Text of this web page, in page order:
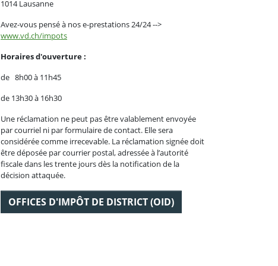
1014 Lausanne
Avez-vous pensé à nos e-prestations 24/24 -->
www.vd.ch/impots
Horaires d'ouverture :
de 8h00 à 11h45
de 13h30 à 16h30
Une réclamation ne peut pas être valablement envoyée
par courriel ni par formulaire de contact. Elle sera
considérée comme irrecevable. La réclamation signée doit
être déposée par courrier postal, adressée à l’autorité
fiscale dans les trente jours dès la notification de la
décision attaquée.
OFFICES D'IMPÔT DE DISTRICT (OID)